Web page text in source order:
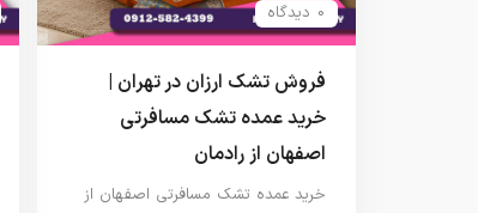
0 دیدگاه
فروش تشک ارزان در تهران |
خرید عمده تشک مسافرتی
اصفهان از رادمان
خرید عمده تشک مسافرتی اصفهان از